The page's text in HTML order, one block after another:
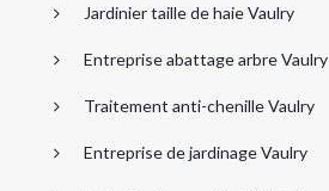
Jardinier taille de haie Vaulry
Entreprise abattage arbre Vaulry
Traitement anti-chenille Vaulry
Entreprise de jardinage Vaulry